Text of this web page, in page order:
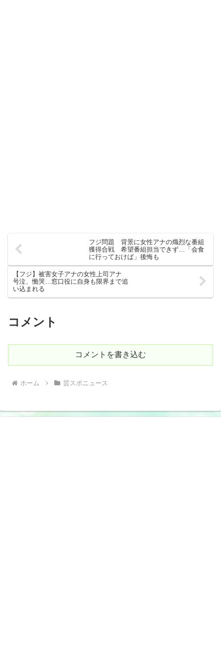
フジ問題 背景に女性アナの熾烈な番組
獲得合戦 希望番組担当できず…「会食
に行っておけば」後悔も
【フジ】被害女子アナの女性上司アナ
号泣、慟哭…窓口役に自身も限界まで追
い込まれる
コメント
コメントを書き込む
ホーム 芸スポニュース